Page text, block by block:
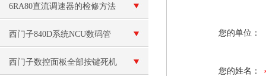
维修呢？
6RA80直流调速器的检修方法
西门子840D系统NCU数码管
无显示维修
西门子数控面板全部按键死机
您的单位：
您的姓名：